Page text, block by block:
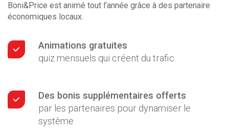
Boni&Price est animé tout l’année grâce à des partenaire
économiques locaux.
Animations gratuites
quiz mensuels qui créent du trafic.
Des bonis supplémentaires offerts
par les partenaires pour dynamiser le
système